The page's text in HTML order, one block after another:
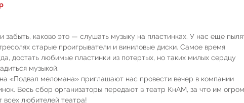
каково это — слушать музыку на пластинках. У нас еще
старые проигрыватели и виниловые диски. Самое время
достать любимые пластинки из потертых, но таких милых сердцу
музыкой.
«Подвал меломана» приглашают нас провести вечер в компании
Весь сбор организаторы передают в театр КнАМ, за что им
всех любителей театра!